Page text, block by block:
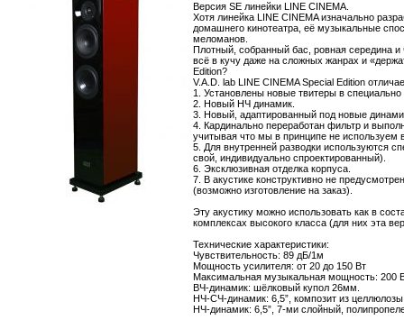
Версия SE линейки LINE CINEMA.
Хотя линейка LINE CINEMA изначально
домашнего кинотеатра, её музыкальные
меломанов.
Плотный, собранный бас, ровная середина
всё в кучу даже на сложных жанрах и
Edition?
V.A.D. lab LINE CINEMA Special Edition
1. Установлены новые твитеры в
2. Новый НЧ динамик.
3. Новый, адаптированный под новые
4. Кардинально переработан фильтр и
учитывая что мы в принципе не
5. Для внутренней разводки используются
свой, индивидуально спроектированный).
6. Эксклюзивная отделка корпуса.
7. В акустике конструктивно не
(возможно изготовление на заказ).
Эту акустику можно использовать как в
комплексах высокого класса (для них эта
Технические характеристики:
Чувствительность: 89 дБ/1м
Мощность усилителя: от 20 до 150 Вт
Максимальная музыкальная мощность: 200
ВЧ-динамик: шёлковый купол 26мм.
НЧ-СЧ-динамик: 6,5”, композит из целлюлозы
НЧ-динамик: 6,5”, 7-ми слойный,